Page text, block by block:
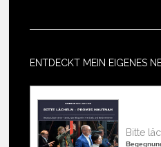
ENTDECKT MEIN EIGENES
Bitte